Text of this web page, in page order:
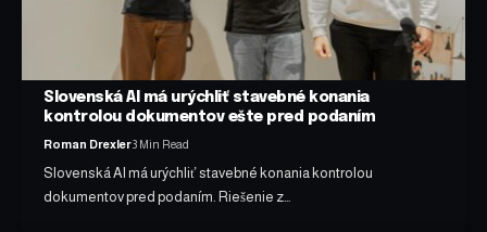
Slovenská AI má urýchliť stavebné konania
kontrolou dokumentov ešte pred podaním
Roman Drexler3 Min Read
Slovenská AI má urýchliť stavebné konania kontrolou
dokumentov pred podaním. Riešenie z…